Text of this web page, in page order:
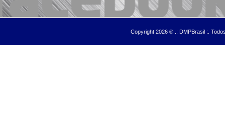
Copyright 2026 ® .: DMPBrasil :.